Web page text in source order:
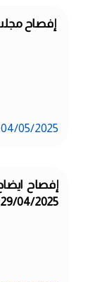
04/05/2025
29/04/2025